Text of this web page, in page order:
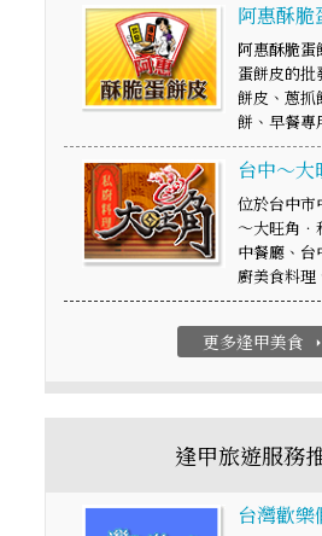
阿惠酥脆
阿惠酥脆蛋
蛋餅皮的批
餅皮、蔥抓
餅、早餐
台中～
位於台中市
～大旺角．
中餐廳、台
廚美食料
更多逢甲美食 arrow_right
逢甲旅遊服務
台灣歡